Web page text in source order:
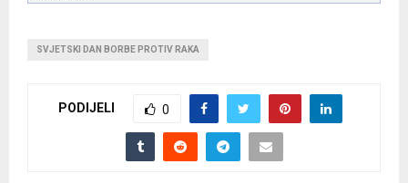
SVJETSKI DAN BORBE PROTIV RAKA
PODIJELI 0